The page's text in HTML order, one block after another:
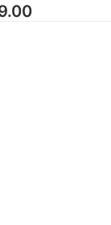
.00